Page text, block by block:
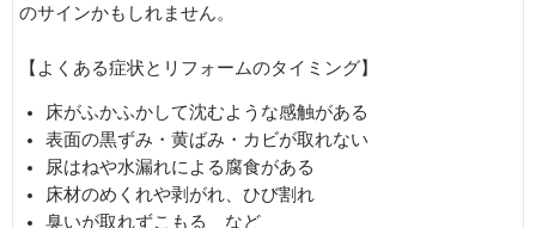
のサインかもしれません。
【よくある症状とリフォームのタイミング】
床がふかふかして沈むような感触がある
表面の黒ずみ・黄ばみ・カビが取れない
尿はねや水漏れによる腐食がある
床材のめくれや剥がれ、ひび割れ
臭いが取れずこもる など